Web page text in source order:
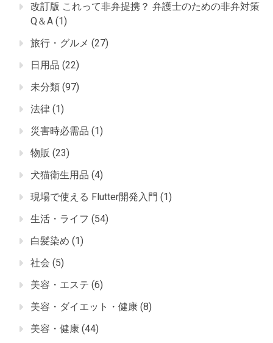
改訂版 これって非弁提携？ 弁護士のための非弁対策
Q＆A (1)
旅行・グルメ (27)
日用品 (22)
未分類 (97)
法律 (1)
災害時必需品 (1)
物販 (23)
犬猫衛生用品 (4)
現場で使える Flutter開発入門 (1)
生活・ライフ (54)
白髪染め (1)
社会 (5)
美容・エステ (6)
美容・ダイエット・健康 (8)
美容・健康 (44)